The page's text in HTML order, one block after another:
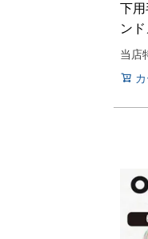
下
ン
当店